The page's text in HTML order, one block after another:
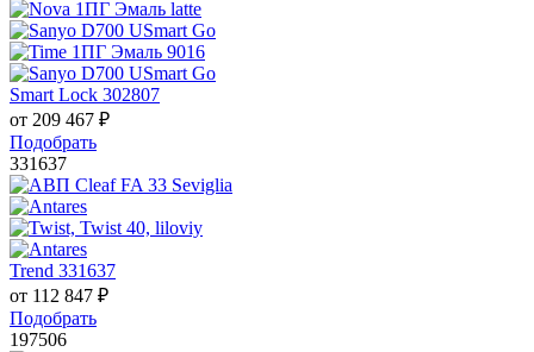
Smart Lock 302807
от 209 467 ₽
Подобрать
331637
Trend 331637
от 112 847 ₽
Подобрать
197506